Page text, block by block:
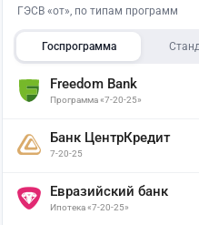
ГЭСВ «от», по типам программ
Госпрограмма
Freedom Bank
Программа «7-20-25»
Банк ЦентрКредит
7-20-25
Евразийский банк
Ипотека «7-20-25»